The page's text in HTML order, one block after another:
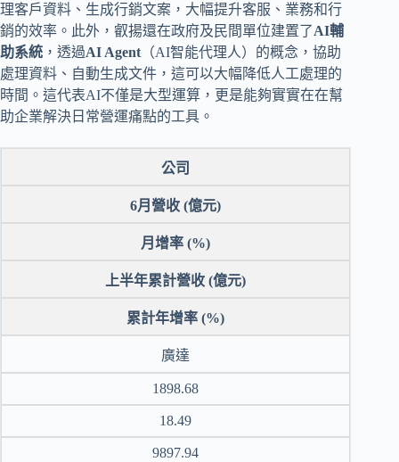
理客戶資料、生成行銷文案，大幅提升客服、業務和行
銷的效率。此外，叡揚還在政府及民間單位建置了AI輔
助系統 ，透過AI Agent （AI智能代理人）的概念，協助
處理資料、自動生成文件，這可以大幅降低人工處理的
時間。這代表AI不僅是大型運算，更是能夠實實在在幫
助企業解決日常營運痛點的工具。
公司
6月營收 (億元)
月增率 (%)
上半年累計營收 (億元)
累計年增率 (%)
廣達
1898.68
18.49
9897.94